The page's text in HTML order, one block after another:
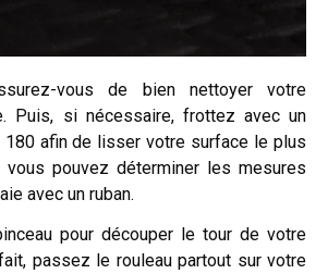
vous de bien nettoyer votre
Puis, si nécessaire, frottez avec un
180 afin de lisser votre surface le plus
vous pouvez déterminer les mesures
avec un ruban.
pour découper le tour de votre
passez le rouleau partout sur votre